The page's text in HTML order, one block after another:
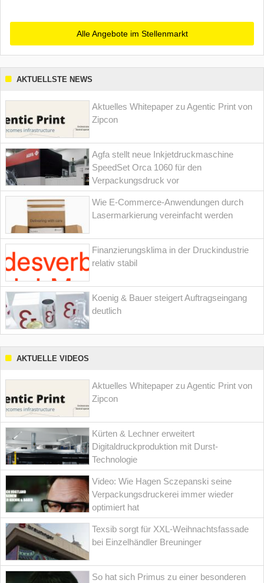
Alle Angebote im Stellenmarkt
AKTUELLSTE NEWS
Aktuelles Whitepaper zu Agentic Print von
Zipcon
Agfa stellt neue Inkjetdruckmaschine
SpeedSet Orca 1060 für den
Verpackungsdruck vor
Wie E-Commerce-Anwendungen durch
Lasermarkierung vereinfacht werden
Finanzierungsklima in der Druckindustrie
relativ stabil
Koenig & Bauer steigert Auftragseingang
deutlich
AKTUELLE VIDEOS
Aktuelles Whitepaper zu Agentic Print von
Zipcon
Kürten & Lechner erweitert
Digitaldruckproduktion mit Durst-
Technologie
Video: Wie Hagen Sczepanski seine
Verpackungsdruckerei immer wieder
optimiert hat
Texsib sorgt für XXL-Weihnachtsfassade
bei Einzelhändler Breuninger
So hat sich Primus zu einer besonderen